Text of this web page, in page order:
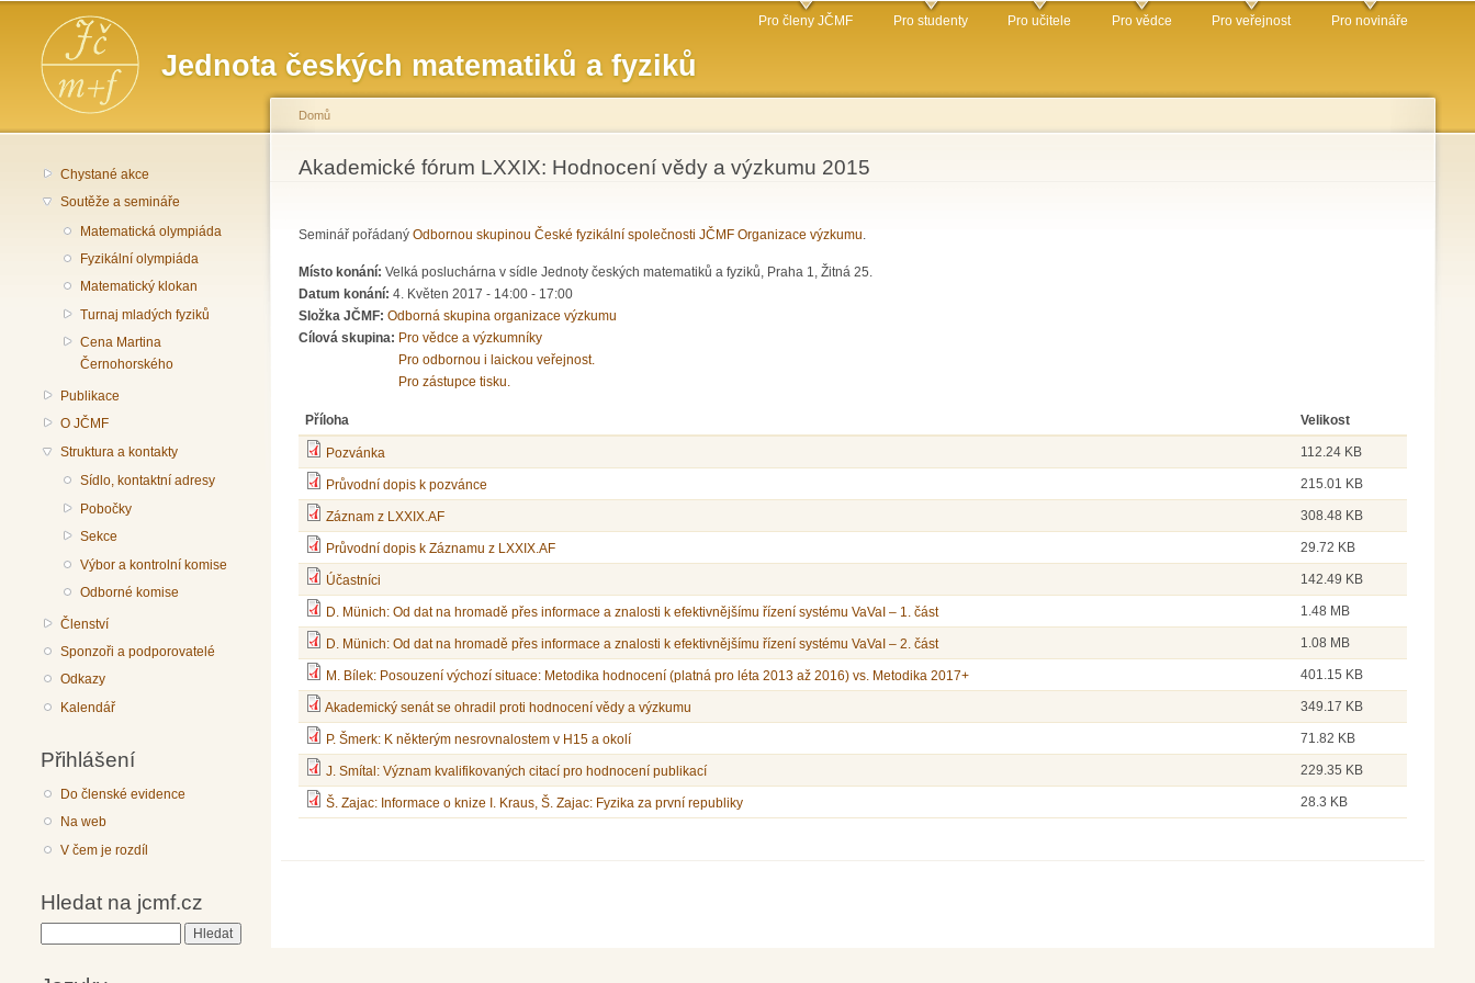
obsahu
Jednota českých matematiků a fyziků
Hlavní menu Pro členy JČMF Pro studenty Pro učitele Pro vědce Pro veřejnost Pro novináře
Chystané akce
Soutěže a semináře
Matematická olympiáda
Fyzikální olympiáda
Matematický klokan
Turnaj mladých fyziků
Cena Martina
Černohorského
Publikace
O JČMF
Struktura a kontakty
Sídlo, kontaktní adresy
Pobočky
Sekce
Výbor a kontrolní komise
Odborné komise
Členství
Sponzoři a podporovatelé
Odkazy
Kalendář
Přihlášení
Do členské evidence
Na web
V čem je rozdíl
Hledat na jcmf.cz
Jste zde
Domů
Akademické fórum LXXIX: Hodnocení vědy a výzkumu 2015
Seminář pořádaný Odbornou skupinou České fyzikální společnosti JČMF Organizace výzkumu
Místo konání: Velká posluchárna v sídle Jednoty českých matematiků a fyziků, Praha 1, Žitná 25.
Datum konání: 4. Květen 2017 - 14:00 - 17:00
Složka JČMF: Odborná skupina organizace výzkumu
Cílová skupina: Pro vědce a výzkumníky
Pro odbornou i laickou veřejnost.
Pro zástupce tisku.
Příloha Velikost
Pozvánka 112.24 KB
Průvodní dopis k pozvánce 215.01 KB
Záznam z LXXIX.AF 308.48 KB
Průvodní dopis k Záznamu z LXXIX.AF 29.72 KB
Účastníci 142.49 KB
D. Münich: Od dat na hromadě přes informace a znalosti k efektivnějšímu řízení systému VaVaI – 1. část 1.48 MB
D. Münich: Od dat na hromadě přes informace a znalosti k efektivnějšímu řízení systému VaVaI – 2. část 1.08 MB
M. Bílek: Posouzení výchozí situace: Metodika hodnocení (platná pro léta 2013 až 2016) vs. Metodika 2017+ 401.15 KB
Akademický senát se ohradil proti hodnocení vědy a výzkumu 349.17 KB
P. Šmerk: K některým nesrovnalostem v H15 a okolí 71.82 KB
J. Smítal: Význam kvalifikovaných citací pro hodnocení publikací 229.35 KB
Š. Zajac: Informace o knize I. Kraus, Š. Zajac: Fyzika za první republiky 28.3 KB